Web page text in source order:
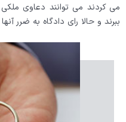
می کردند می توانند دعاوی
ببرند و حالا رای دادگاه به